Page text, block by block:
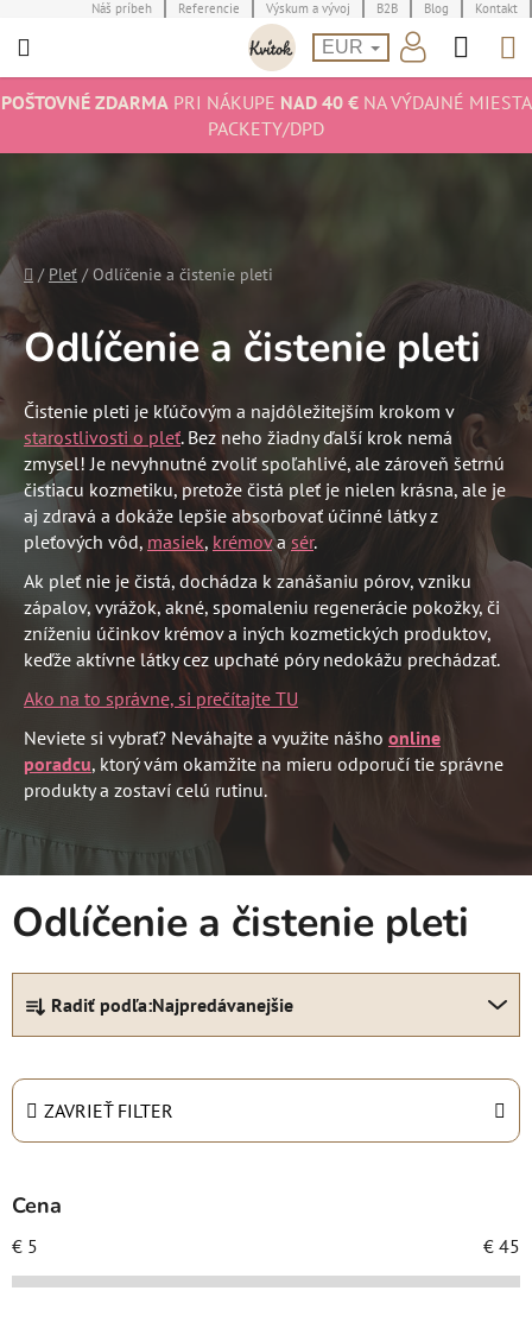
na
Náš príbeh Referencie Výskum a vývoj B2B Blog Kontakt
EUR
POŠTOVNÉ ZDARMAPRI NÁKUPE NAD 40 €NA VÝDAJNÉ MIESTA
PACKETY/DPD
Domov
/ Pleť / Odlíčenie a čistenie pleti
Odlíčenie a čistenie pleti
Čistenie pleti je kľúčovým a najdôležitejším krokom v
starostlivosti o pleť. Bez neho žiadny ďalší krok nemá
zmysel! Je nevyhnutné zvoliť spoľahlivé, ale zároveň šetrnú
čistiacu kozmetiku, pretože čistá pleť je nielen krásna, ale je
aj zdravá a dokáže lepšie absorbovať účinné látky z
pleťových vôd, masiek, krémova sér.
Ak pleť nie je čistá, dochádza k zanášaniu pórov, vzniku
zápalov, vyrážok, akné, spomaleniu regenerácie pokožky, či
zníženiu účinkov krémov a iných kozmetických produktov,
keďže aktívne látky cez upchaté póry nedokážu prechádzať.
Ako na to správne, si prečítajte TU
Neviete si vybrať? Neváhajte a využite nášho online
poradcu, ktorý vám okamžite na mieru odporučí tie správne
produkty a zostaví celú rutinu.
Odlíčenie a čistenie pleti
R
d
e
i
p
r
o
d
Radiť podľa:Najpredávanejšie
ZAVRIEŤ FILTER
Cena
€ 5 € 45